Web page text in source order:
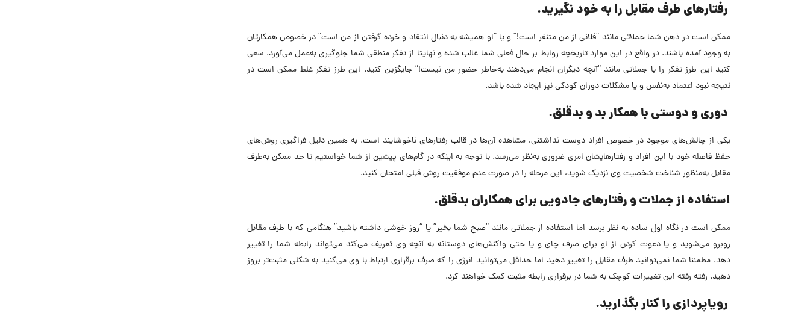
رفتارهای طرف مقابل را به خود نگیرید.
ممکن است در ذهن شما جملاتی مانند “فلانی از من متنفر است!” و یا “او همیشه به دنبال انتقاد و خرده گرفتن از من است” در خصوص همکارتان
به وجود آمده باشند. در واقع در این موارد تاریخچه روابط بر حال فعلی شما غالب شده و نهایتا از تفکر منطقی شما جلوگیری به‌عمل می‌آورد. سعی
کنید این طرز تفکر را با جملاتی مانند “آنچه دیگران انجام می‌دهند به‌خاطر حضور من نیست!” جایگزین کنید. این طرز تفکر غلط ممکن است در
نتیجه نبود اعتماد به‌نفس و یا مشکلات دوران کودکی نیز ایجاد شده باشد.
دوری و دوستی با همکار بد و بدقلق.
یکی از چالش‌های موجود در خصوص افراد دوست‌ نداشتنی، مشاهده آن‌ها در قالب رفتارهای ناخوشایند است. به همین دلیل فراگیری روش‌های
حفظ فاصله خود با این افراد و رفتارهایشان امری ضروری به‌نظر می‌رسد. با توجه به اینکه در گام‌های پیشین از شما خواستیم تا حد ممکن به‌طرف
مقابل به‌منظور شناخت شخصیت وی نزدیک شوید، این مرحله را در صورت عدم موفقیت روش قبلی امتحان کنید.
استفاده از جملات و رفتارهای جادویی برای همکاران بدقلق.
ممکن است در نگاه اول ساده به‌ نظر برسد اما استفاده از جملاتی مانند “صبح شما بخیر” یا “روز خوشی داشته باشید” هنگامی که با طرف مقابل
روبرو می‌شوید و یا دعوت کردن از او برای صرف چای و یا حتی واکنش‌های دوستانه به آنچه وی تعریف می‌کند می‌تواند رابطه شما را تغییر
دهد. مطمئنا شما نمی‌توانید طرف مقابل را تغییر دهید اما حداقل می‌توانید انرژی را که صرف برقراری ارتباط با وی می‌کنید به شکلی مثبت‌تر بروز
دهید. رفته رفته این تغییرات کوچک به شما در برقراری رابطه مثبت‌ کمک خواهند کرد.
رویاپردازی را کنار بگذارید.